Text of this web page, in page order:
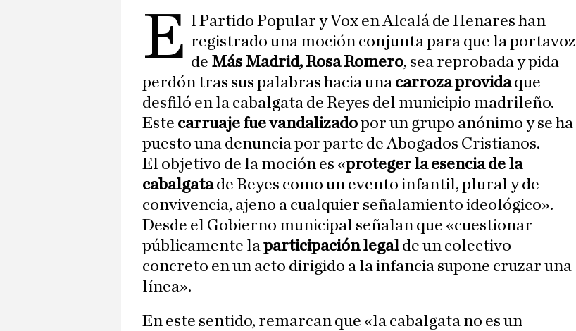
E l Partido Popular y Vox en Alcalá de Henares han
registrado una moción conjunta para que la portavoz
de Más Madrid, Rosa Romero, sea reprobada y pida
perdón tras sus palabras hacia una carroza providaque
desfiló en la cabalgata de Reyes del municipio madrileño.
Este carruaje fue vandalizadopor un grupo anónimo y se ha
puesto una denuncia por parte de Abogados Cristianos.
El objetivo de la moción es «proteger la esencia de la
cabalgatade Reyes como un evento infantil, plural y de
convivencia, ajeno a cualquier señalamiento ideológico».
Desde el Gobierno municipal señalan que «cuestionar
públicamente laparticipación legal de un colectivo
concreto en un acto dirigido a la infancia supone cruzar una
línea».
En este sentido, remarcan que «la cabalgata no es un